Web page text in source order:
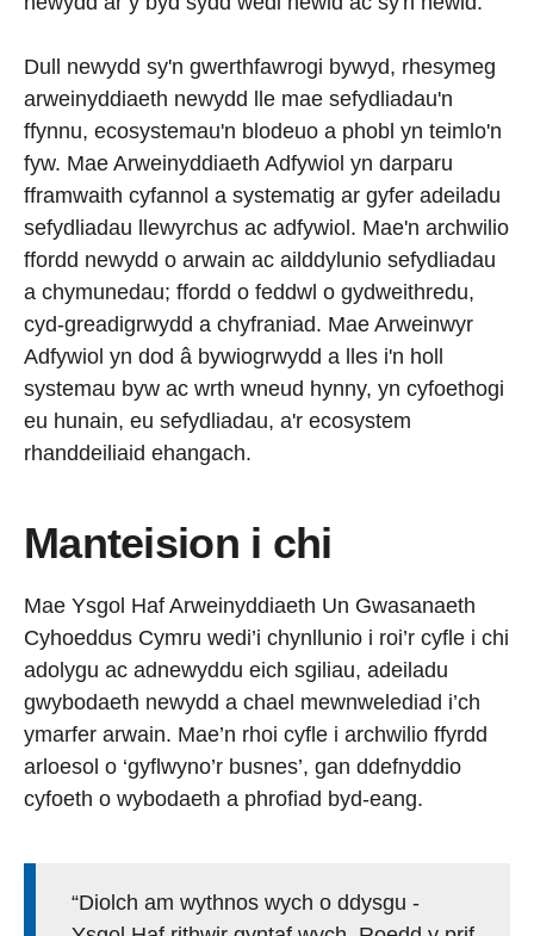
Dull newydd sy'n gwerthfawrogi bywyd, rhesymeg
arweinyddiaeth newydd lle mae sefydliadau'n
ffynnu, ecosystemau'n blodeuo a phobl yn teimlo'n
fyw. Mae Arweinyddiaeth Adfywiol yn darparu
fframwaith cyfannol a systematig ar gyfer adeiladu
sefydliadau llewyrchus ac adfywiol. Mae'n archwilio
ffordd newydd o arwain ac ailddylunio sefydliadau
a chymunedau; ffordd o feddwl o gydweithredu,
cyd-greadigrwydd a chyfraniad. Mae Arweinwyr
Adfywiol yn dod â bywiogrwydd a lles i'n holl
systemau byw ac wrth wneud hynny, yn cyfoethogi
eu hunain, eu sefydliadau, a'r ecosystem
rhanddeiliaid ehangach.
Manteision i chi
Mae Ysgol Haf Arweinyddiaeth Un Gwasanaeth
Cyhoeddus Cymru wedi’i chynllunio i roi’r cyfle i chi
adolygu ac adnewyddu eich sgiliau, adeiladu
gwybodaeth newydd a chael mewnwelediad i’ch
ymarfer arwain. Mae’n rhoi cyfle i archwilio ffyrdd
arloesol o ‘gyflwyno’r busnes’, gan ddefnyddio
cyfoeth o wybodaeth a phrofiad byd-eang.
“Diolch am wythnos wych o ddysgu -